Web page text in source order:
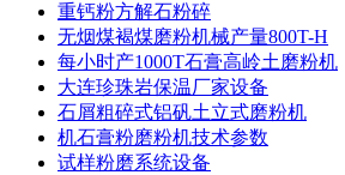
重钙粉方解石粉碎
无烟煤褐煤磨粉机械产量800T-H
每小时产1000T石膏高岭土磨粉机
大连珍珠岩保温厂家设备
石屑粗碎式铝矾土立式磨粉机
机石膏粉磨粉机技术参数
试样粉磨系统设备